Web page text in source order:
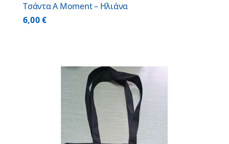
Τσάντα A Moment – Ηλιάνα
6,00€